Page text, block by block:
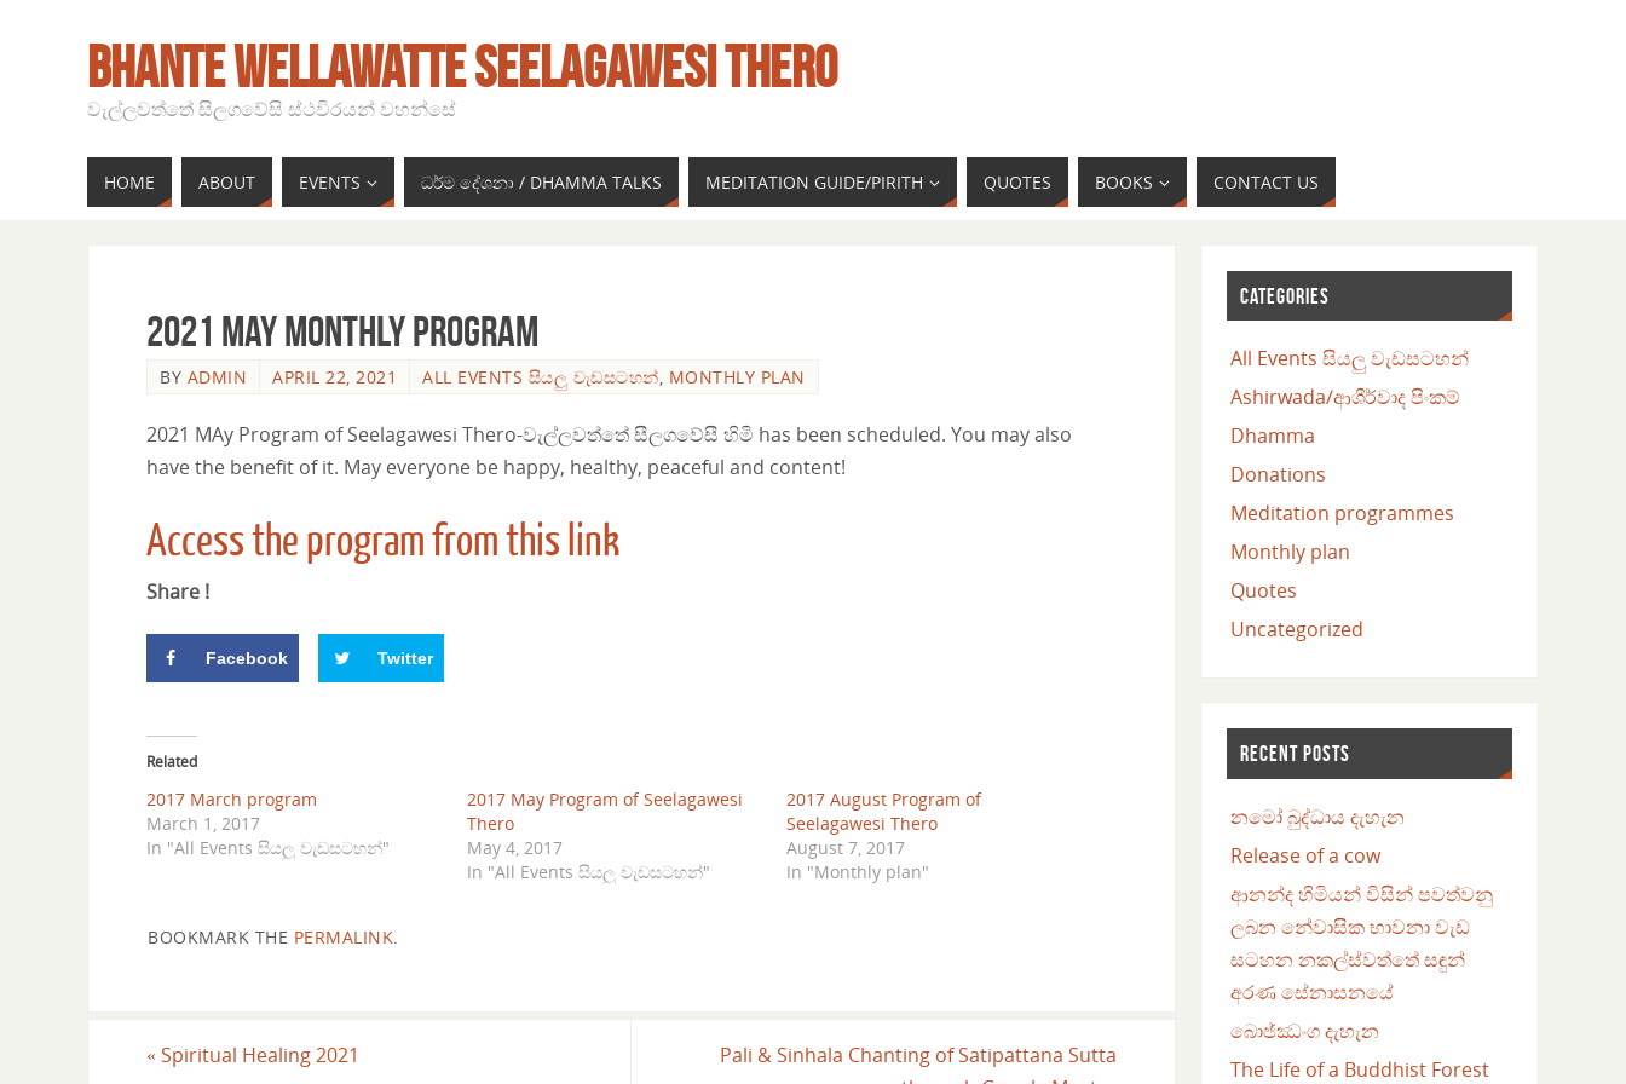
BHANTE WELLAWATTE SEELAGAWESI THERO
වැල්ලවත්තේ සිලගවේසි ස්ථවිරයන් වහන්සේ
HOME ABOUT EVENTS ධර්ම දේශනා / DHAMMA TALKS MEDITATION GUIDE/PIRITH QUOTES BOOKS CONTACT US
2021 May Monthly Program
BY ADMIN APRIL 22, 2021 ALL EVENTS සියලු වැඩසටහන්, MONTHLY PLAN
2021 MAy Program of Seelagawesi Thero-වැල්ලවත්තේ සීලගවේසී හිමි has been scheduled. You may also
have the benefit of it. May everyone be happy, healthy, peaceful and content!
Access the program from this link
Share !
Facebook Twitter
Related
2017 March program
March 1, 2017
In "All Events සියලු වැඩසටහන්"
2017 May Program of Seelagawesi
Thero
May 4, 2017
In "All Events සියලු වැඩසටහන්"
2017 August Program of
Seelagawesi Thero
August 7, 2017
In "Monthly plan"
BOOKMARK THE PERMALINK
« Spiritual Healing 2021
Pali & Sinhala Chanting of Satipattana Sutta
CATEGORIES
All Events සියලු වැඩසටහන්
Ashirwada/ආශීර්වාද පිංකම්
Dhamma
Donations
Meditation programmes
Monthly plan
Quotes
Uncategorized
RECENT POSTS
නමෝ බුද්ධාය දැහැන
Release of a cow
ආනන්ද හිමියන් විසින් පවත්වනු
ලබන නේවාසික භාවනා වැඩ
සටහන නකල්ස්වත්තේ සඳුන්
අරණ සේනාසනයේ
බොජ්ඣංග දැහැන
The Life of a Buddhist Forest